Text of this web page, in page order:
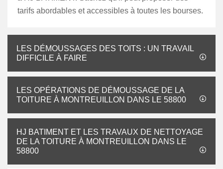
tarifs abordables et accessibles à toutes les bourses.
LES DÉMOUSSAGES DES TOITS : UN TRAVAIL
DIFFICILE À FAIRE
LES OPÉRATIONS DE DÉMOUSSAGE DE LA
TOITURE À MONTREUILLON DANS LE 58800
HJ BATIMENT ET LES TRAVAUX DE NETTOYAGE
DE LA TOITURE À MONTREUILLON DANS LE
58800